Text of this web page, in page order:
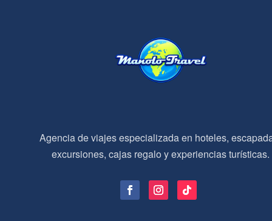
Agencia de viajes especializada en hoteles,
excursiones, cajas regalo y experiencias turísticas.